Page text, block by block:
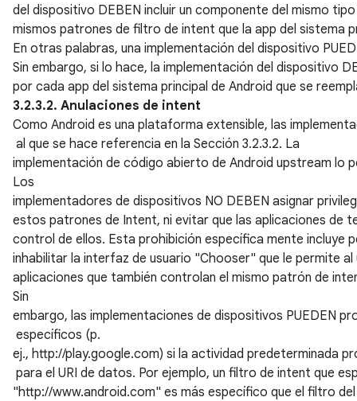
del dispositivo DEBEN incluir un componente del mismo
mismos patrones de filtro de intent que la app del sistema
En otras palabras, una implementación del dispositivo
Sin embargo, si lo hace, la implementación del dispositivo
por cada app del sistema principal de Android que se
3.2.3.2. Anulaciones de intent
Como Android es una plataforma extensible, las
al que se hace referencia en la Sección 3.2.3.2. La
implementación de código abierto de Android upstream lo
Los
implementadores de dispositivos NO DEBEN asignar
estos patrones de Intent, ni evitar que las aplicaciones de
control de ellos. Esta prohibición específica mente incluye
inhabilitar la interfaz de usuario "Chooser" que le permite
aplicaciones que también controlan el mismo patrón de
Sin
embargo, las implementaciones de dispositivos PUEDEN
específicos (p.
ej., http://play.google.com) si la actividad predeterminada
para el URI de datos. Por ejemplo, un filtro de intent que
"http://www.android.com" es más específico que el filtro